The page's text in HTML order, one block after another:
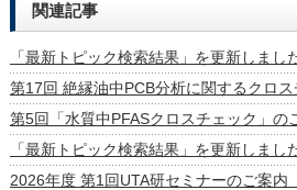
関連記事
「最新トピック検索結果」を更新しまし
第17回 絶縁油中PCB分析に関するクロ
第5回「水質中PFASクロスチェック」の
「最新トピック検索結果」を更新しまし
2026年度 第1回UTA研セミナーのご案